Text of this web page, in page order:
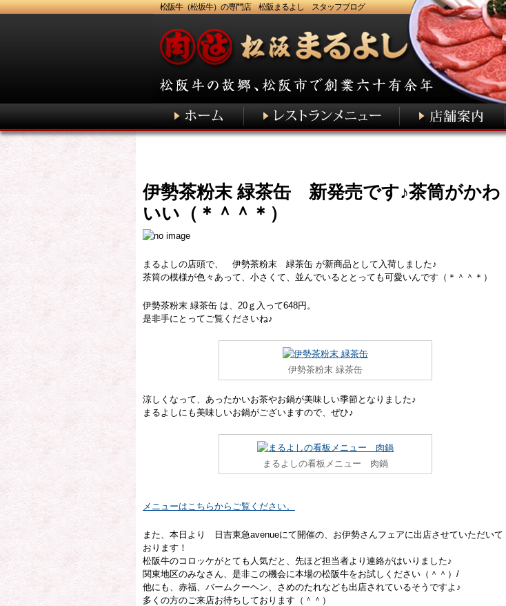
松阪牛（松坂牛）の専門店 松阪まるよし スタッフブログ
伊勢茶粉末 緑茶缶 新発売です♪茶筒がかわ
いい（＊＾＾＊）
まるよしの店頭で、 伊勢茶粉末 緑茶缶 が新商品として入荷しました♪
茶筒の模様が色々あって、小さくて、並んでいるととっても可愛いんです（＊＾＾＊）
伊勢茶粉末 緑茶缶 は、20ｇ入って648円。
是非手にとってご覧くださいね♪
伊勢茶粉末 緑茶缶
涼しくなって、あったかいお茶やお鍋が美味しい季節となりました♪
まるよしにも美味しいお鍋がございますので、ぜひ♪
まるよしの看板メニュー 肉鍋
メニューはこちらからご覧ください。
また、本日より 日吉東急avenueにて開催の、お伊勢さんフェアに出店させていただいて
おります！
松阪牛のコロッケがとても人気だと、先ほど担当者より連絡がはいりました♪
関東地区のみなさん、是非この機会に本場の松阪牛をお試しください（＾＾）/
他にも、赤福、バームクーヘン、さめのたれなども出店されているそうですよ♪
多くの方のご来店お待ちしております（＾＾）